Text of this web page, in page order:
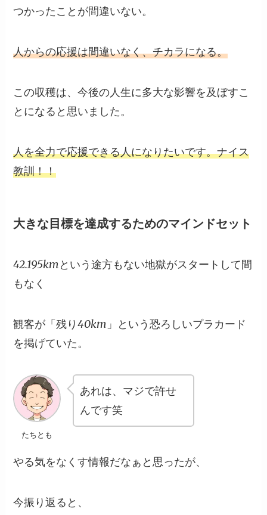
つかったことが間違いない。
人からの応援は間違いなく、チカラになる。
この収穫は、今後の人生に多大な影響を及ぼすこ
とになると思いました。
人を全力で応援できる人になりたいです。ナイス
教訓！！
大きな目標を達成するためのマインドセット
42.195kmという途方もない地獄がスタートして間
もなく
観客が 「残り40km」 という恐ろしいプラカード
を掲げていた。
たちとも
あれは、マジで許せ
んです笑
やる気をなくす情報だなぁと思ったが、
今振り返ると、